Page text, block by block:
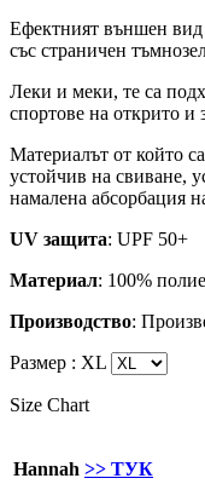
Ефектният външен вид
със страничен
Леки и меки, те са
спортове на открито и
Материалът от който
устойчив на свиване,
намалена абсорбация
UV защита: UPF 50+
Материал: 100%
Производство:
Размер : XL
Size Chart
Hannah >> ТУК